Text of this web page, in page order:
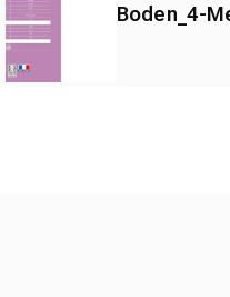
Boden_4-